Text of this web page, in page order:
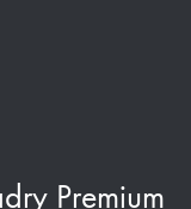
Premium